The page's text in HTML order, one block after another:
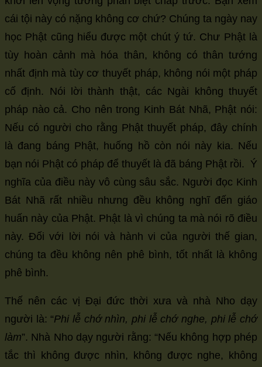
cái tội này có nặng không cơ chứ? Chúng ta ngày nay
học Phật cũng hiểu được một chút ý tứ. Chư Phật là
tùy hoàn cảnh mà hóa thân, không có thân tướng
nhất định mà tùy cơ thuyết pháp, không nói một pháp
cố định. Nói lời thành thật, các Ngài không thuyết
pháp nào cả. Cho nên trong Kinh Bát Nhã, Phật nói:
Nếu có người cho rằng Phật thuyết pháp, đây chính
là đang báng Phật, huống hồ còn nói này kia. Nếu
bạn nói Phật có pháp để thuyết là đã báng Phật rồi. Ý
nghĩa của điều này vô cùng sâu sắc. Người đọc Kinh
Bát Nhã rất nhiều nhưng đều không nghĩ đến giáo
huấn này của Phật. Phật là vì chúng ta mà nói rõ điều
này. Đối với lời nói và hành vi của người thế gian,
chúng ta đều không nên phê bình, tốt nhất là không
phê bình.
Thế nên các vị Đại đức thời xưa và nhà Nho dạy
người là: “Phi lễ chớ nhìn, phi lễ chớ nghe, phi lễ chớ
làm”. Nhà Nho dạy người rằng: “Nếu không hợp phép
tắc thì không được nhìn, không được nghe, không